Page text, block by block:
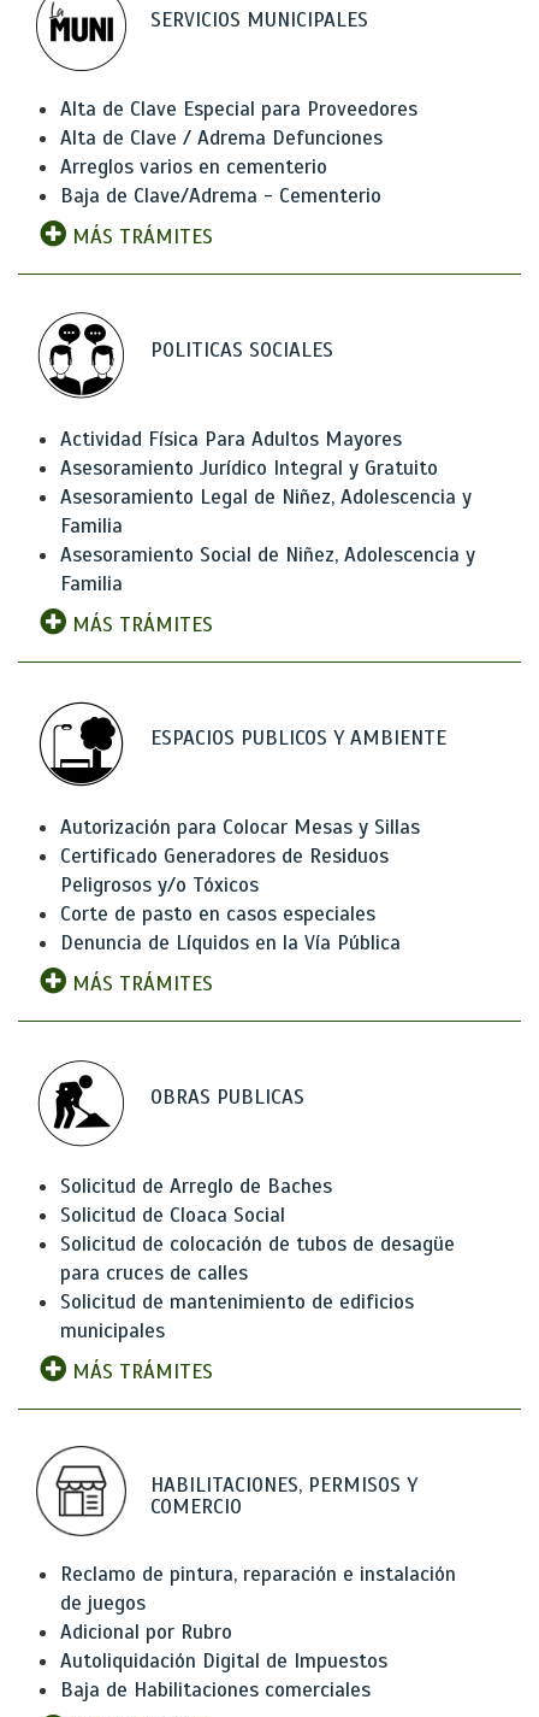
SERVICIOS MUNICIPALES
Alta de Clave Especial para Proveedores
Alta de Clave / Adrema Defunciones
Arreglos varios en cementerio
Baja de Clave/Adrema - Cementerio
MÁS TRÁMITES
POLITICAS SOCIALES
Actividad Física Para Adultos Mayores
Asesoramiento Jurídico Integral y Gratuito
Asesoramiento Legal de Niñez, Adolescencia y
Familia
Asesoramiento Social de Niñez, Adolescencia y
Familia
MÁS TRÁMITES
ESPACIOS PUBLICOS Y AMBIENTE
Autorización para Colocar Mesas y Sillas
Certificado Generadores de Residuos
Peligrosos y/o Tóxicos
Corte de pasto en casos especiales
Denuncia de Líquidos en la Vía Pública
MÁS TRÁMITES
OBRAS PUBLICAS
Solicitud de Arreglo de Baches
Solicitud de Cloaca Social
Solicitud de colocación de tubos de desagüe
para cruces de calles
Solicitud de mantenimiento de edificios
municipales
MÁS TRÁMITES
HABILITACIONES, PERMISOS Y
COMERCIO
Reclamo de pintura, reparación e instalación
de juegos
Adicional por Rubro
Autoliquidación Digital de Impuestos
Baja de Habilitaciones comerciales